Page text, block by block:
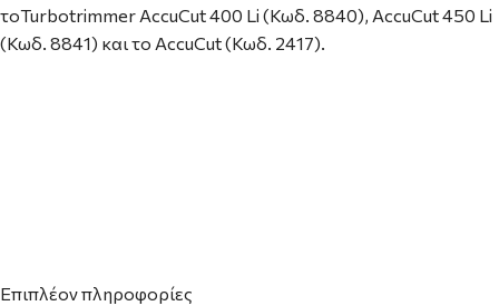
τοTurbotrimmer AccuCut 400 Li (Κωδ. 8840), AccuCut 450 Li
(Κωδ. 8841) και το AccuCut (Κωδ. 2417).
Επιπλέον πληροφορίες